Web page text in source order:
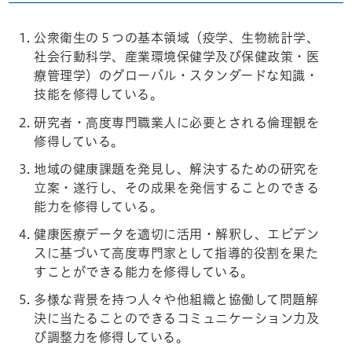
公衆衛生の５つの基本領域（疫学、生物統計学、
社会行動科学、産業環境保健学及び保健政策・医
療管理学）のグローバル・スタンダードな知識・
技能を修得している。
研究者・高度専門職業人に必要とされる倫理観を
修得している。
地域の健康課題を発見し、解決するための研究を
立案・遂行し、その成果を発信することのできる
能力を修得している。
健康医療データを適切に活用・解釈し、エビデン
スに基づいて高度専門家として指導的役割を果た
すことができる能力を修得している。
多様な背景を持つ人々や他組織と協働して問題解
決に当たることのできるコミュニケーション力及
び調整力を修得している。